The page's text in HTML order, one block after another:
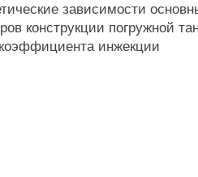
зависимости
конструкции погружной
инжекции